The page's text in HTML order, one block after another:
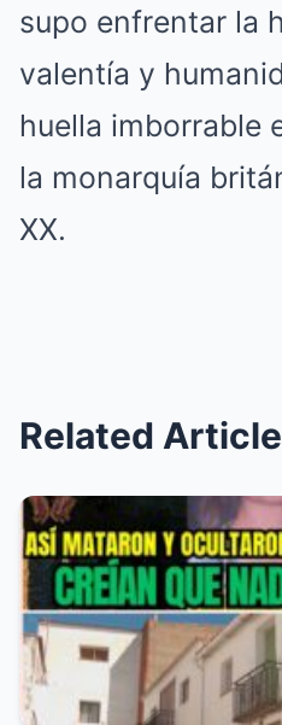
supo enfrentar la
valentía y
huella imborrable
la monarquía
XX.
Related